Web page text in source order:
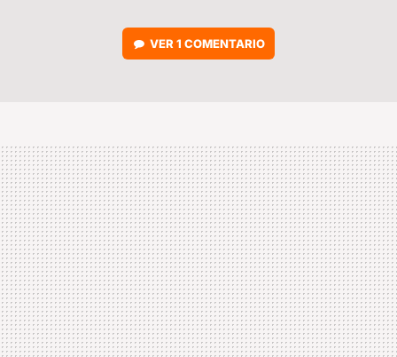
VER 1 COMENTARIO